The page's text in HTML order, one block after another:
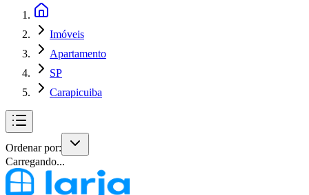
Imóveis
Apartamento
SP
Carapicuiba
Ordenar por:
Carregando...